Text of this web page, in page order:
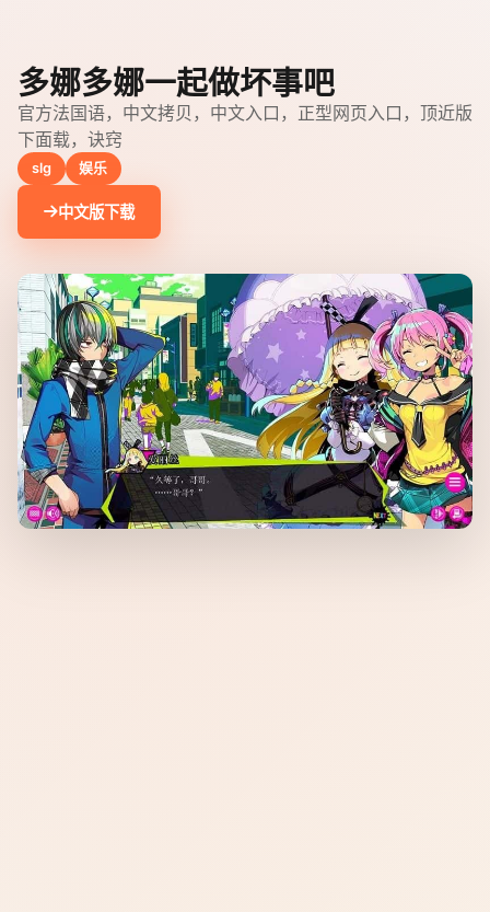
多娜多娜一起做坏事吧
官方法国语，中文拷贝，中文入口，正型网页入口，顶近版
下面载，诀窍
slg 娱乐
中文版下载